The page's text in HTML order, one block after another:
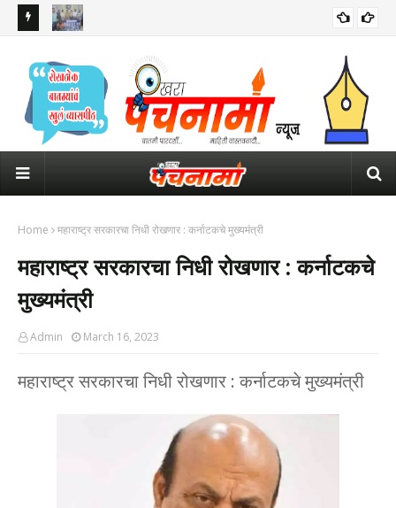
मुद्देमाल जप्त
Home महाराष्ट्र सरकारचा निधी रोखणार : कर्नाटकचे मुख्यमंत्री
महाराष्ट्र सरकारचा निधी रोखणार : कर्नाटकचे
मुख्यमंत्री
Admin March 16, 2023
महाराष्ट्र सरकारचा निधी रोखणार : कर्नाटकचे मुख्यमंत्री